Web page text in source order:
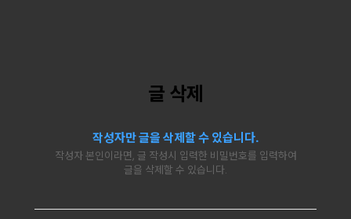
글 삭제
작성자만 글을 삭제할 수 있습니다.
작성자 본인이라면, 글 작성시 입력한 비밀번호를 입력하여
글을 삭제할 수 있습니다.